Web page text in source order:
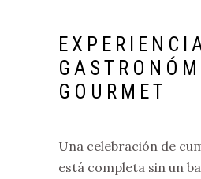
GOURMET
Una celebración de
está completa sin un